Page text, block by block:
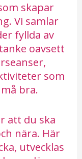
skapar
Vi samlar
fyllda av
oavsett
som
bra.
att du ska
nära. Här
utvecklas